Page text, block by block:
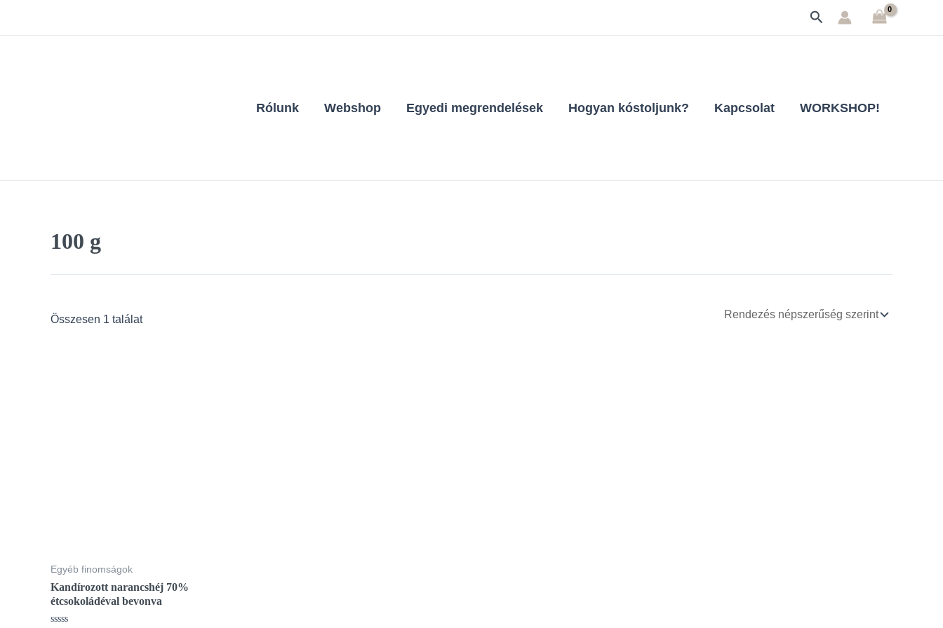
Search
Rólunk Webshop Egyedi megrendelések Hogyan kóstoljunk? Kapcsolat WORKSHOP!
100 g
Összesen 1 találat
Egyéb finomságok
Kandírozott narancshéj 70%
étcsokoládéval bevonva